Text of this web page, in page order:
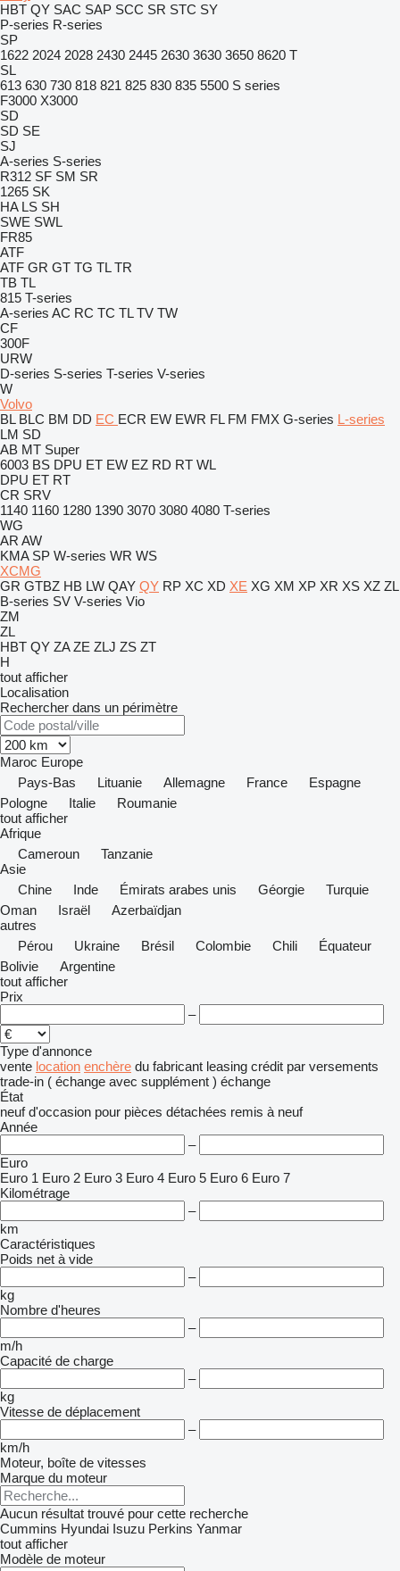
HBT QY SAC SAP SCC SR STC SY
P-series R-series
SP
1622 2024 2028 2430 2445 2630 3630 3650 8620 T
SL
613 630 730 818 821 825 830 835 5500 S series
F3000 X3000
SD
SD SE
SJ
A-series S-series
R312 SF SM SR
1265 SK
HA LS SH
SWE SWL
FR85
ATF
ATF GR GT TG TL TR
TB TL
815 T-series
A-series AC RC TC TL TV TW
CF
300F
URW
D-series S-series T-series V-series
W
Volvo
BL BLC BM DD EC ECR EW EWR FL FM FMX G-series L-series
LM SD
AB MT Super
6003 BS DPU ET EW EZ RD RT WL
DPU ET RT
CR SRV
1140 1160 1280 1390 3070 3080 4080 T-series
WG
AR AW
KMA SP W-series WR WS
XCMG
GR GTBZ HB LW QAY QY RP XC XD XE XG XM XP XR XS XZ ZL
B-series SV V-series Vio
ZM
ZL
HBT QY ZA ZE ZLJ ZS ZT
H
tout afficher
Localisation
Rechercher dans un périmètre
Maroc Europe
Pays-Bas
Lituanie Allemagne France
Espagne
Pologne
Italie
Roumanie
tout afficher
Afrique
Cameroun
Tanzanie
Asie
Chine
Inde Émirats arabes unis Géorgie
Turquie
Oman
Israël
Azerbaïdjan
autres
Pérou
Ukraine Brésil Colombie Chili
Équateur
Bolivie
Argentine
tout afficher
Prix
–
Type d'annonce
vente location enchère du fabricant leasing crédit par versements
trade-in ( échange avec supplément ) échange
État
neuf d'occasion pour pièces détachées remis à neuf
Année
–
Euro
Euro 1 Euro 2 Euro 3 Euro 4 Euro 5 Euro 6 Euro 7
Kilométrage
–
km
Caractéristiques
Poids net à vide
–
kg
Nombre d'heures
–
m/h
Capacité de charge
–
kg
Vitesse de déplacement
–
km/h
Moteur, boîte de vitesses
Marque du moteur
Aucun résultat trouvé pour cette recherche
Cummins Hyundai Isuzu Perkins Yanmar
tout afficher
Modèle de moteur